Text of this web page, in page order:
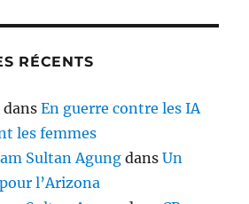
RÉCENTS
dansEn guerre contre les IA
les femmes
Sultan Agung dansUn
l’Arizona